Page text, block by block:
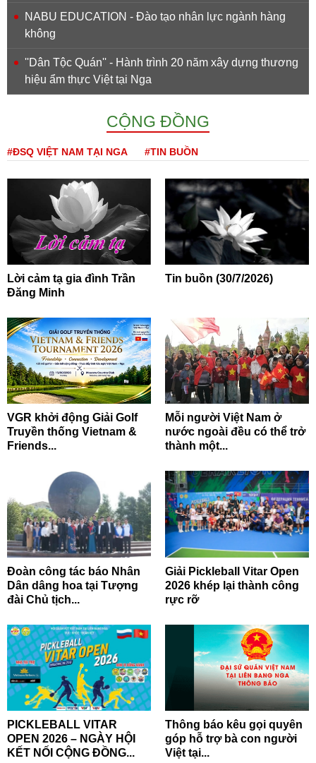
NABU EDUCATION - Đào tạo nhân lực ngành hàng
không
''Dân Tộc Quán'' - Hành trình 20 năm xây dựng thương
hiệu ẩm thực Việt tại Nga
CỘNG ĐỒNG
#ĐSQ VIỆT NAM TẠI NGA #TIN BUỒN
Lời cảm tạ gia đình Trần
Đăng Minh
Tin buồn (30/7/2026)
VGR khởi động Giải Golf
Truyền thống Vietnam &
Friends...
Mỗi người Việt Nam ở
nước ngoài đều có thể trở
thành một...
Đoàn công tác báo Nhân
Dân dâng hoa tại Tượng
đài Chủ tịch...
Giải Pickleball Vitar Open
2026 khép lại thành công
rực rỡ
PICKLEBALL VITAR
OPEN 2026 – NGÀY HỘI
KẾT NỐI CỘNG ĐỒNG...
Thông báo kêu gọi quyên
góp hỗ trợ bà con người
Việt tại...